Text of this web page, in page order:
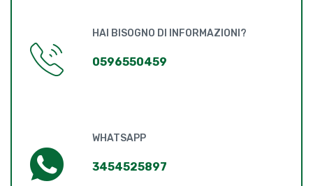
HAI BISOGNO DI INFORMAZIONI?
0596550459
WHATSAPP
3454525897